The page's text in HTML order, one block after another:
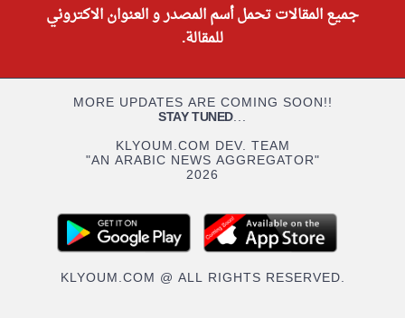
جميع المقالات تحمل أسم المصدر و العنوان الاكتروني
للمقالة.
MORE UPDATES ARE COMING SOON!!
STAY TUNED...
KLYOUM.COM DEV. TEAM
"AN ARABIC NEWS AGGREGATOR"
2026
KLYOUM.COM @ ALL RIGHTS RESERVED.